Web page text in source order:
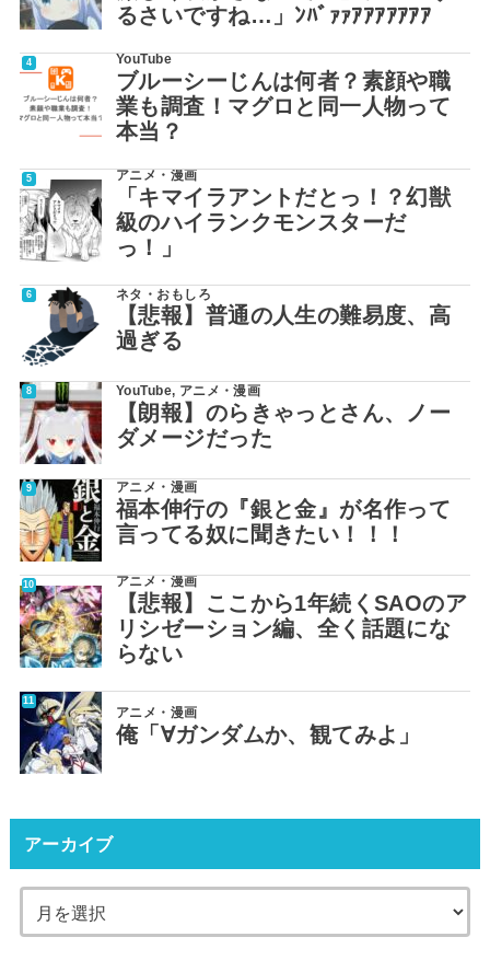
るさいですね…」ﾝﾊﾞｧｧｱｱｱｱｱｱｱ
YouTube
ブルーシーじんは何者？素顔や職
業も調査！マグロと同一人物って
本当？
アニメ・漫画
「キマイラアントだとっ！？幻獣
級のハイランクモンスターだ
っ！」
ネタ・おもしろ
【悲報】普通の人生の難易度、高
過ぎる
YouTube, アニメ・漫画
【朗報】のらきゃっとさん、ノー
ダメージだった
アニメ・漫画
福本伸行の『銀と金』が名作って
言ってる奴に聞きたい！！！
アニメ・漫画
【悲報】ここから1年続くSAOのア
リシゼーション編、全く話題にな
らない
アニメ・漫画
俺「∀ガンダムか、観てみよ」
アーカイブ